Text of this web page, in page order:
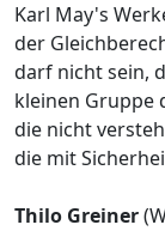
Karl May's
der
darf nicht sein,
kleinen Gruppe
die nicht
die mit
Thilo Greiner